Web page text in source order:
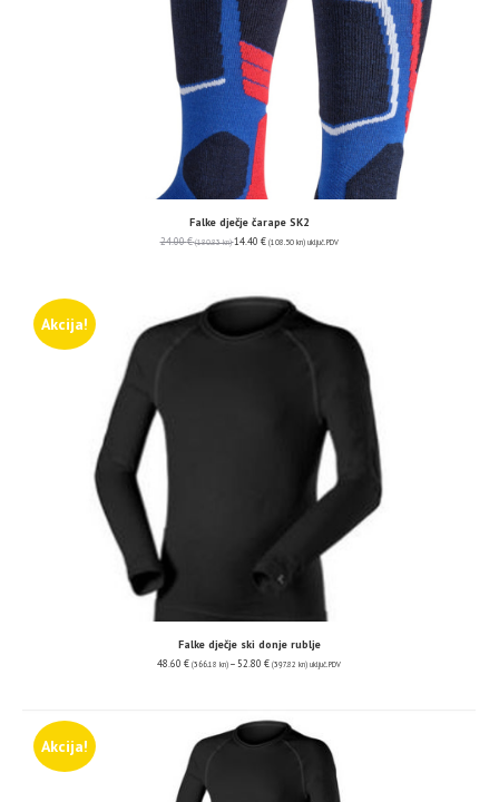
Falke dječje čarape SK2
24.00€ (180.83 kn) 14.40 € (108.50 kn) uključ. PDV
Akcija!
Falke dječje ski donje rublje
48.60 € (366.18 kn) – 52.80 € (397.82 kn) uključ. PDV
Akcija!